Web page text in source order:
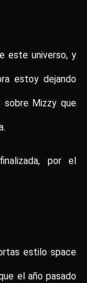
este universo, y
estoy dejando
sobre Mizzy que
por el
estilo space
el año pasado